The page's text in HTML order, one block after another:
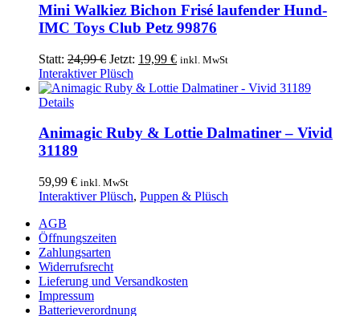
Mini Walkiez Bichon Frisé laufender Hund-
IMC Toys Club Petz 99876
Statt: 24,99€ Ursprünglicher
Preis
war:
Jetzt: 19,99 €Aktueller
ist:
inkl. MwSt
Interaktiver Plüsch
Details
Animagic Ruby & Lottie Dalmatiner – Vivid
31189
59,99 € inkl. MwSt
Interaktiver Plüsch, Puppen & Plüsch
AGB
Öffnungszeiten
Zahlungsarten
Widerrufsrecht
Lieferung und Versandkosten
Impressum
Batterieverordnung